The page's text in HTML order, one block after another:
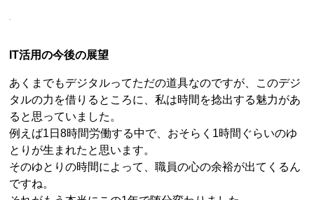
IT活用の今後の展望
あくまでもデジタルってただの道具なのですが、このデジ
タルの力を借りるところに、私は時間を捻出する魅力があ
ると思っていました。
例えば1日8時間労働する中で、おそらく1時間ぐらいのゆ
とりが生まれたと思います。
そのゆとりの時間によって、職員の心の余裕が出てくるん
ですね。